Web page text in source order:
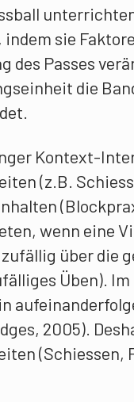
sie
des Passes
die
Kontext-
(z.B.
wenn eine
zufällig über die
Üben).
2005).
(Schiessen,